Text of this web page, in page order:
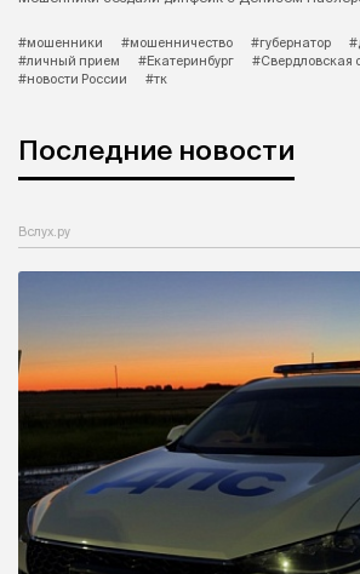
#мошенники #мошенничество #губернатор
#личный прием
#Екатеринбург
#Свердловская
#новости России
#тк
Последние новости
Вслух.ру